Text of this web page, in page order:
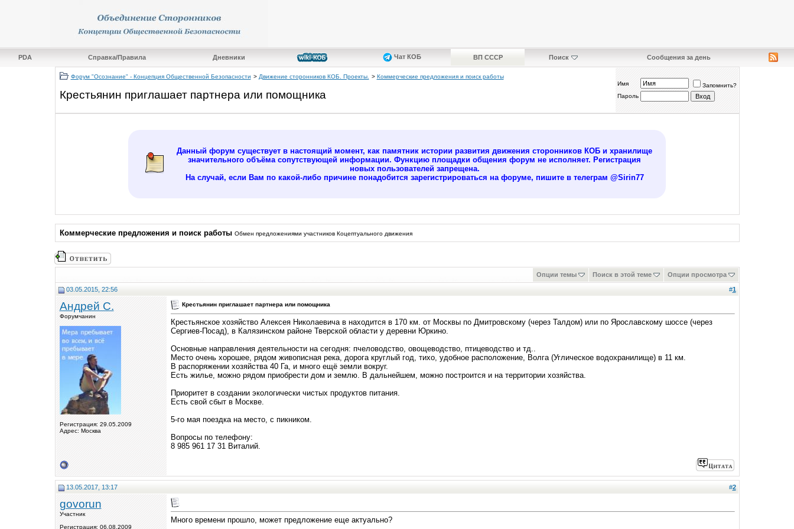
PDA Справка/Правила Дневники Чат КОБ ВП СССР Поиск Сообщения за день
Форум "Осознание" - Концепция Общественной Безопасности > Движение сторонников КОБ. Проекты. > Коммерческие предложения и поиск работы
Крестьянин приглашает партнера или помощника
Имя
Запомнить?
Пароль
Данный форум существует в настоящий момент, как памятник истории развития движения сторонников КОБ и хранилище
значительного объёма сопутствующей информации. Функцию площадки общения форум не исполняет. Регистрация
новых пользователей запрещена.
На случай, если Вам по какой-либо причине понадобится зарегистрироваться на форуме, пишите в телеграм @Sirin77
Коммерческие предложения и поиск работы Обмен предложениями участников Коцептуального движения
Опции темы Поиск в этой теме Опции просмотра
03.05.2015, 22:56 #1
Андрей С.
Форумчанин
Регистрация: 29.05.2009
Адрес: Москва
Крестьянин приглашает партнера или помощника
Крестьянское хозяйство Алексея Николаевича в находится в 170 км. от Москвы по Дмитровскому (через Талдом) или по Ярославскому шоссе (через
Сергиев-Посад), в Калязинском районе Тверской области у деревни Юркино.
Основные направления деятельности на сегодня: пчеловодство, овощеводство, птицеводство и тд..
Место очень хорошее, рядом живописная река, дорога круглый год, тихо, удобное расположение, Волга (Углическое водохранилище) в 11 км.
В распоряжении хозяйства 40 Га, и много ещё земли вокруг.
Есть жилье, можно рядом приобрести дом и землю. В дальнейшем, можно построится и на территории хозяйства.
Приоритет в создании экологически чистых продуктов питания.
Есть свой сбыт в Москве.
5-го мая поездка на место, с пикником.
Вопросы по телефону:
8 985 961 17 31 Виталий.
13.05.2017, 13:17 #2
govorun
Участник
Регистрация: 06.08.2009
Много времени прошло, может предложение еще актуально?